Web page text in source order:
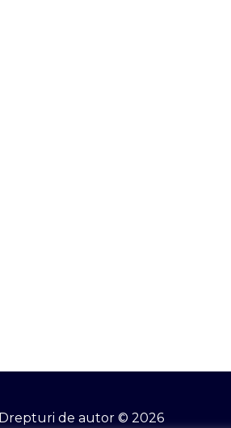
Drepturi de autor © 2026